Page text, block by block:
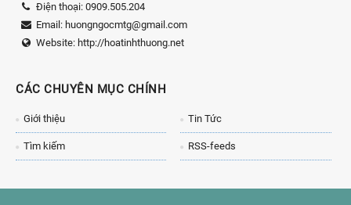
Điện thoại: 0909.505.204
Email: huongngocmtg@gmail.com
Website: http://hoatinhthuong.net
CÁC CHUYÊN MỤC CHÍNH
Giới thiệu Tin Tức
Tìm kiếm RSS-feeds